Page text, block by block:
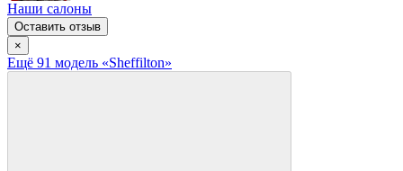
Наши салоны
Оставить отзыв
×
Ещё 91 модель «Sheffilton»